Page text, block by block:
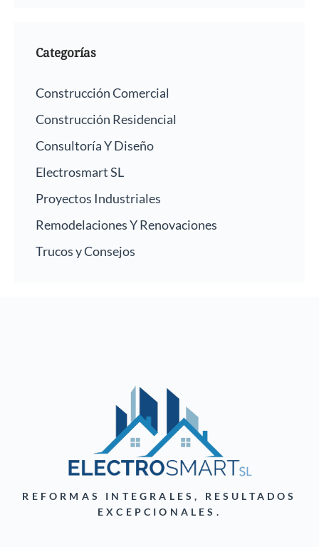
Categorías
Construcción Comercial
Construcción Residencial
Consultoría Y Diseño
Electrosmart SL
Proyectos Industriales
Remodelaciones Y Renovaciones
Trucos y Consejos
REFORMAS INTEGRALES, RESULTADOS
EXCEPCIONALES.